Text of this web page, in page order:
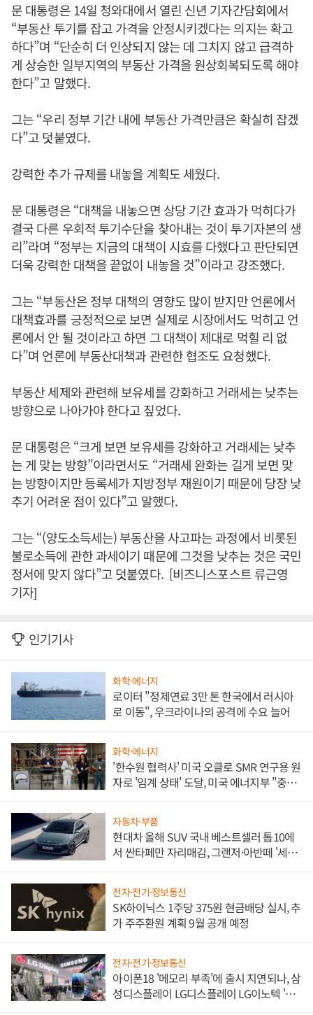
문 대통령은 14일 청와대에서 열린 신년 기자간담회에서
“부동산 투기를 잡고 가격을 안정시키겠다는 의지는 확고
하다”며 “단순히 더 인상되지 않는 데 그치지 않고 급격하
게 상승한 일부지역의 부동산 가격을 원상회복되도록 해야
한다”고 말했다.
그는 “우리 정부 기간 내에 부동산 가격만큼은 확실히 잡겠
다”고 덧붙였다.
강력한 추가 규제를 내놓을 계획도 세웠다.
문 대통령은 “대책을 내놓으면 상당 기간 효과가 먹히다가
결국 다른 우회적 투기수단을 찾아내는 것이 투기자본의 생
리”라며 “정부는 지금의 대책이 시효를 다했다고 판단되면
더욱 강력한 대책을 끝없이 내놓을 것”이라고 강조했다.
그는 “부동산은 정부 대책의 영향도 많이 받지만 언론에서
대책효과를 긍정적으로 보면 실제로 시장에서도 먹히고 언
론에서 안 될 것이라고 하면 그 대책이 제대로 먹힐 리 없
다”며 언론에 부동산대책과 관련한 협조도 요청했다.
부동산 세제와 관련해 보유세를 강화하고 거래세는 낮추는
방향으로 나아가야 한다고 짚었다.
문 대통령은 “크게 보면 보유세를 강화하고 거래세는 낮추
는 게 맞는 방향”이라면서도 “거래세 완화는 길게 보면 맞
는 방향이지만 등록세가 지방정부 재원이기 때문에 당장 낮
추기 어려운 점이 있다”고 말했다.
그는 “(양도소득세는) 부동산을 사고파는 과정에서 비롯된
불로소득에 관한 과세이기 때문에 그것을 낮추는 것은 국민
정서에 맞지 않다”고 덧붙였다. [비즈니스포스트 류근영
기자]
인기기사
화학·에너지
로이터 "정제연료 3만 톤 한국에서 러시아
로 이동", 우크라이나의 공격에 수요 늘어
화학·에너지
'한수원 협력사' 미국 오클로 SMR 연구용 원
자로 '임계 상태' 도달, 미국 에너지부 "중요
자동차·부품
현대차 올해 SUV 국내 베스트셀러 톱10에
서 싼타페만 자리매김, 그랜저·아반떼 '세단
전자·전기·정보통신
SK하이닉스 1주당 375원 현금배당 실시, 추
가 주주환원 계획 9월 공개 예정
전자·전기·정보통신
아이폰18 '메모리 부족'에 출시 지연되나, 삼
성디스플레이 LG디스플레이 LG이노텍 '탈